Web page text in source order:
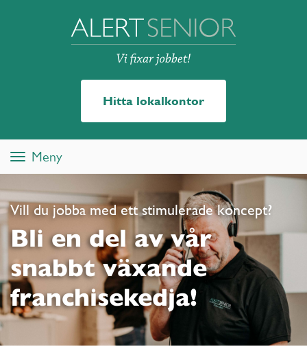
Hitta lokalkontor
Toggle
navigation
Meny
Vill du jobba med ett stimulerade koncept?
Bli en del av vår
snabbt växande
franchisekedja!